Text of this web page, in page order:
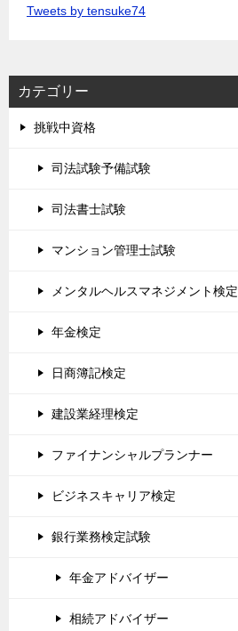
Tweets by tensuke74
カテゴリー
挑戦中資格
司法試験予備試験
司法書士試験
マンション管理士試験
メンタルヘルスマネジメント検定
年金検定
日商簿記検定
建設業経理検定
ファイナンシャルプランナー
ビジネスキャリア検定
銀行業務検定試験
年金アドバイザー
相続アドバイザー